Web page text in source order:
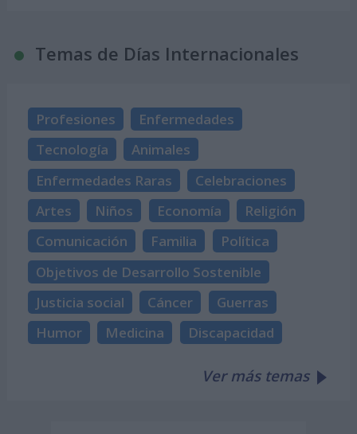
Temas de Días Internacionales
Profesiones
Enfermedades
Tecnología
Animales
Enfermedades Raras
Celebraciones
Artes
Niños Economía
Religión
Comunicación
Familia
Política
Objetivos de Desarrollo Sostenible
Justicia social
Cáncer
Guerras
Humor
Medicina Discapacidad
Ver más temas